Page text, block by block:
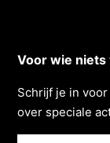
Voor wie niets
Schrĳf je in
over speciale